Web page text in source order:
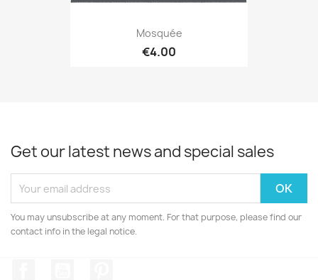
Mosquée
€4.00
Get our latest news and special sales
You may unsubscribe at any moment. For that purpose, please find our
contact info in the legal notice.